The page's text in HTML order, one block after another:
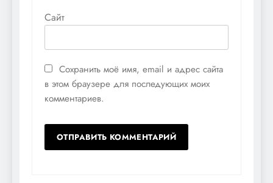
Сайт
Сохранить моё имя, email и адрес сайта
в этом браузере для последующих моих
комментариев.